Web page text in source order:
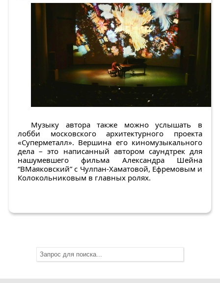
Музыку автора также можно услышать в
лобби московского архитектурного проекта
«Суперметалл». Вершина его киномузыкального
дела – это написанный автором саундтрек для
нашумевшего фильма Александра Шейна
“ВМаяковский” с Чулпан-Хаматовой, Ефремовым и
Колокольниковым в главных ролях.